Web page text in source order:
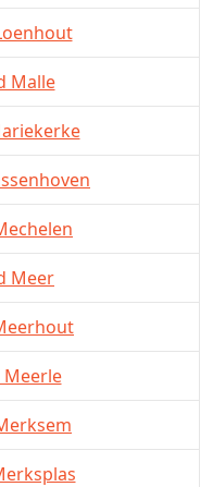
Malle
Meer